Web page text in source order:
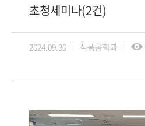
초청세미나(2건)
2024.09.30 식품공학과